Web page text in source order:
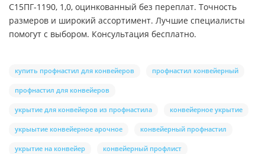
С15ПГ-1190, 1,0, оцинкованный без переплат. Точность
размеров и широкий ассортимент. Лучшие специалисты
помогут с выбором. Консультация бесплатно.
купить профнастил для конвейеров профнастил конвейерный
профнастил для конвейеров
укрытие для конвейеров из профнастила конвейерное укрытие
укрыытие конвейерное арочное конвейерный профнастил
укрытие на конвейер конвейерный профлист